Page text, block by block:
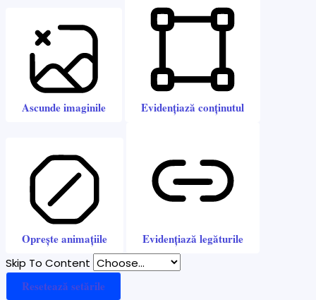
Ascunde imaginile Evidențiază conținutul
Oprește animațiile Evidențiază legăturile
Skip To Content
Resetează setările